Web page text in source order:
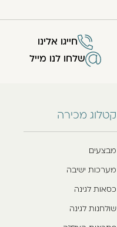
קטלוג מכירה
מבצעים
מערכות ישיבה
כסאות לגינה
שולחנות לגינה
חייגו אלינו
שלחו לנו מייל